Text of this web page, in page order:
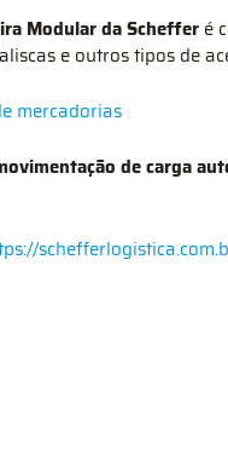
Modular da Scheffer é
e outros tipos de
mercadorias
de carga